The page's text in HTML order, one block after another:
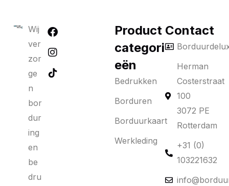
Wij
ver
zor
ge
n
bor
dur
ing
en
be
dru
Product
categori
eën
Bedrukken
Borduren
Borduurkaart
Werkleding
Contact
Herman
Costerstraat
100
3072 PE
Rotterdam
+31 (0)
103221632